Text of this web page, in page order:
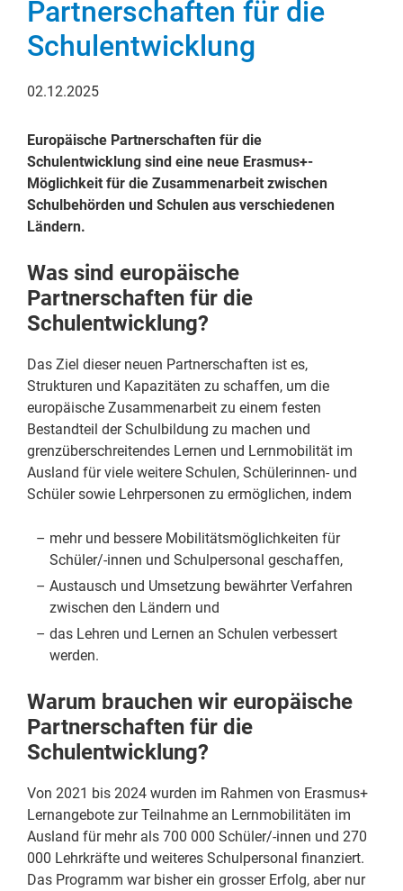
Partnerschaften für die
Schulentwicklung
02.12.2025
Europäische Partnerschaften für die
Schulentwicklung sind eine neue Erasmus+-
Möglichkeit für die Zusammenarbeit zwischen
Schulbehörden und Schulen aus verschiedenen
Ländern.
Was sind europäische
Partnerschaften für die
Schulentwicklung?
Das Ziel dieser neuen Partnerschaften ist es,
Strukturen und Kapazitäten zu schaffen, um die
europäische Zusammenarbeit zu einem festen
Bestandteil der Schulbildung zu machen und
grenzüberschreitendes Lernen und Lernmobilität im
Ausland für viele weitere Schulen, Schülerinnen- und
Schüler sowie Lehrpersonen zu ermöglichen, indem
mehr und bessere Mobilitätsmöglichkeiten für
Schüler/-innen und Schulpersonal geschaffen,
Austausch und Umsetzung bewährter Verfahren
zwischen den Ländern und
das Lehren und Lernen an Schulen verbessert
werden.
Warum brauchen wir europäische
Partnerschaften für die
Schulentwicklung?
Von 2021 bis 2024 wurden im Rahmen von Erasmus+
Lernangebote zur Teilnahme an Lernmobilitäten im
Ausland für mehr als 700 000 Schüler/-innen und 270
000 Lehrkräfte und weiteres Schulpersonal finanziert.
Das Programm war bisher ein grosser Erfolg, aber nur